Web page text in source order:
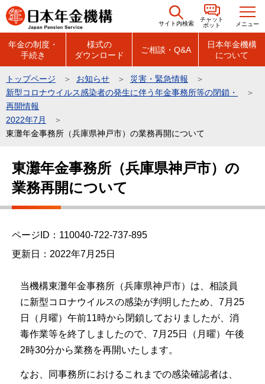
こ
の
の
先
頭
で
サイト内検索
チャット
ボット
メニュー
年金の制度・
手続き
様式の
ダウンロード
ご相談・Q&A
日本年金機構
について
トップページ お知らせ
災害・緊急情報
新型コロナウイルス感染者の発生に伴う年金事務所等の閉鎖・
再開情報
2022年7月
東灘年金事務所（兵庫県神戸市）の業務再開について
東灘年金事務所（兵庫県神戸市）の
業務再開について
ページID：110040-722-737-895
更新日：2022年7月25日
当機構東灘年金事務所（兵庫県神戸市）は、相談員
に新型コロナウイルスの感染が判明したため、7月25
日（月曜）午前11時から閉鎖しておりましたが、消
毒作業等を終了しましたので、7月25日（月曜）午後
2時30分から業務を再開いたします。
なお、同事務所におけるこれまでの感染確認者は、